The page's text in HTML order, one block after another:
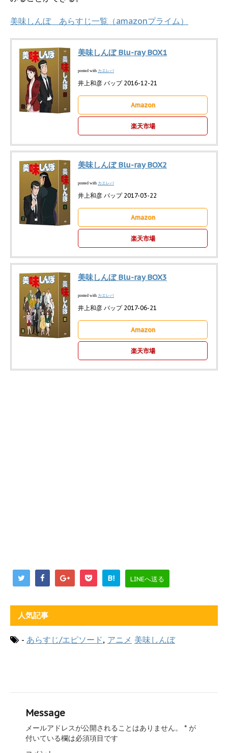
美味しんぼ あらすじ一覧（amazonプライム）
美味しんぼ Blu-ray BOX1
posted with カエレバ
井上和彦 バップ 2016-12-21
Amazon
楽天市場
美味しんぼ Blu-ray BOX2
posted with カエレバ
井上和彦 バップ 2017-03-22
Amazon
楽天市場
美味しんぼ Blu-ray BOX3
posted with カエレバ
井上和彦 バップ 2017-06-21
Amazon
楽天市場
B! LINEへ送る
人気記事
- あらすじ/エピソード, アニメ 美味しんぼ
Message
メールアドレスが公開されることはありません。 * が
付いている欄は必須項目です